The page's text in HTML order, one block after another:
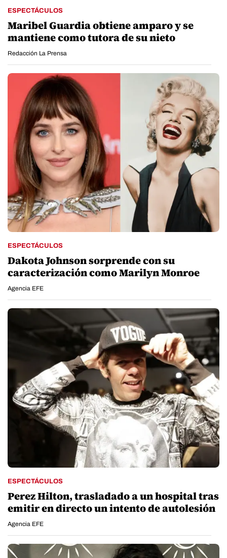
ESPECTÁCULOS
Maribel Guardia obtiene amparo y se
mantiene como tutora de su nieto
Redacción La Prensa
ESPECTÁCULOS
Dakota Johnson sorprende con su
caracterización como Marilyn Monroe
Agencia EFE
ESPECTÁCULOS
Perez Hilton, trasladado a un hospital tras
emitir en directo un intento de autolesión
Agencia EFE